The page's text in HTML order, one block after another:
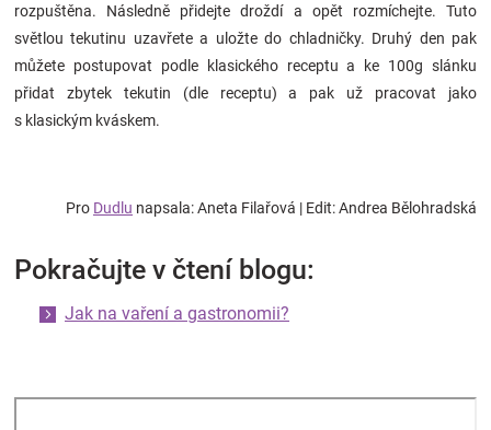
rozpuštěna. Následně přidejte droždí a opět rozmíchejte. Tuto
světlou tekutinu uzavřete a uložte do chladničky. Druhý den pak
můžete postupovat podle klasického receptu a ke 100g slánku
přidat zbytek tekutin (dle receptu) a pak už pracovat jako
s klasickým kváskem.
Pro Dudlu napsala: Aneta Filařová | Edit: Andrea Bělohradská
Pokračujte v čtení blogu:
Jak na vaření a gastronomii?